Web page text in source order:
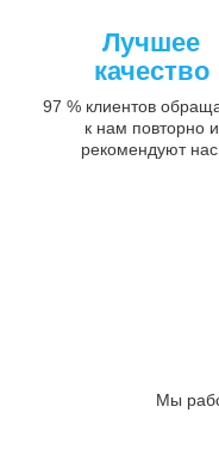
Лучшее
качество
97 % клиентов
к нам повторно и
рекомендуют нас.
Мы